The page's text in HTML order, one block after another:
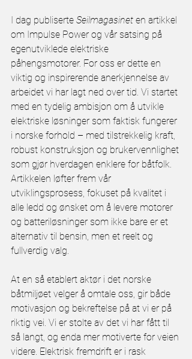
I dag publiserte Seilmagasinet en artikkel
om Impulse Power og vår satsing på
egenutviklede elektriske
påhengsmotorer. For oss er dette en
viktig og inspirerende anerkjennelse av
arbeidet vi har lagt ned over tid. Vi startet
med en tydelig ambisjon om å utvikle
elektriske løsninger som faktisk fungerer
i norske forhold – med tilstrekkelig kraft,
robust konstruksjon og brukervennlighet
som gjør hverdagen enklere for båtfolk.
Artikkelen løfter frem vår
utviklingsprosess, fokuset på kvalitet i
alle ledd og ønsket om å levere motorer
og batteriløsninger som ikke bare er et
alternativ til bensin, men et reelt og
fullverdig valg.
At en så etablert aktør i det norske
båtmiljøet velger å omtale oss, gir både
motivasjon og bekreftelse på at vi er på
riktig vei. Vi er stolte av det vi har fått til
så langt, og enda mer motiverte for veien
videre. Elektrisk fremdrift er i rask